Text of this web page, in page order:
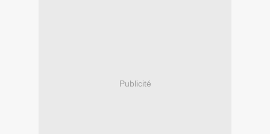
Publicité